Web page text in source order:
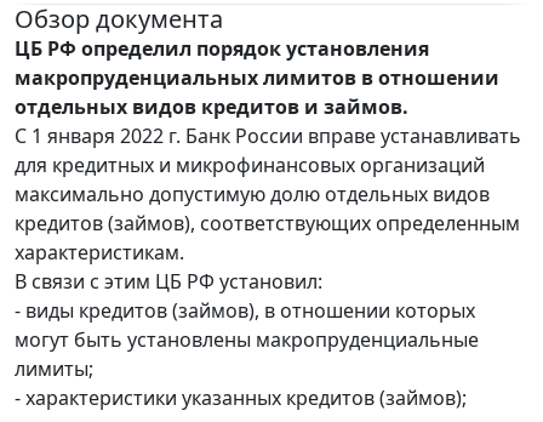
Обзор документа
ЦБ РФ определил порядок установления
макропруденциальных лимитов в отношении
отдельных видов кредитов и займов.
С 1 января 2022 г. Банк России вправе устанавливать
для кредитных и микрофинансовых организаций
максимально допустимую долю отдельных видов
кредитов (займов), соответствующих определенным
характеристикам.
В связи с этим ЦБ РФ установил:
- виды кредитов (займов), в отношении которых
могут быть установлены макропруденциальные
лимиты;
- характеристики указанных кредитов (займов);